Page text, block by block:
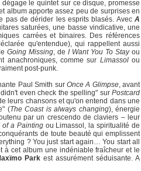
le quintet sur ce disque, promesse
album apporte assez peu de surprises en
pas de dérider les esprits blasés. Avec A
saturées, une basse vindicative, une
carrées et binaires. Des références
qu'entendue), qui rappellent aussi
Going Missing, deI Want You To Stayou
anachroniques, comme sur Limassolou
post-punk.
Paul Smith sur Once A Glimpse, avant
even check the spelling" sur Postcard
leurs chansons et qu'on entend dans une
(The Coast is always changing), énergie
par un crescendo de claviers – leur
of a Paintingou Limassol, la spiritualité de
de toute beauté qui emplissent
? You just start again… You start all
à cet album une indéniable fraîcheur et le
Park est assurément séduisante. A